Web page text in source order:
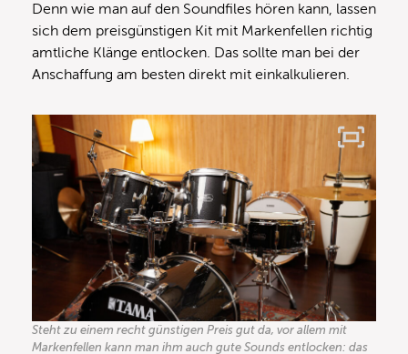
Denn wie man auf den Soundfiles hören kann, lassen
sich dem preisgünstigen Kit mit Markenfellen richtig
amtliche Klänge entlocken. Das sollte man bei der
Anschaffung am besten direkt mit einkalkulieren.
Steht zu einem recht günstigen Preis gut da, vor allem mit
Markenfellen kann man ihm auch gute Sounds entlocken: das